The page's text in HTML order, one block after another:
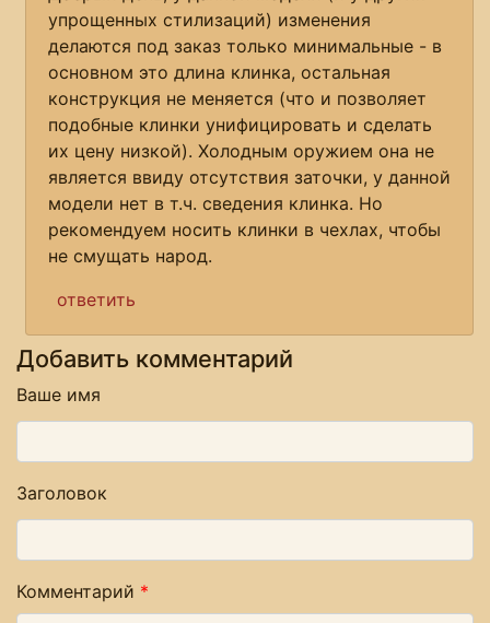
упрощенных стилизаций) изменения
делаются под заказ только минимальные - в
основном это длина клинка, остальная
конструкция не меняется (что и позволяет
подобные клинки унифицировать и сделать
их цену низкой). Холодным оружием она не
является ввиду отсутствия заточки, у данной
модели нет в т.ч. сведения клинка. Но
рекомендуем носить клинки в чехлах, чтобы
не смущать народ.
ответить
Добавить комментарий
Ваше имя
Заголовок
Комментарий *